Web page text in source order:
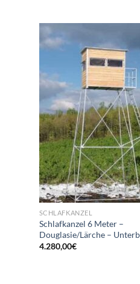
SCHLAFKANZEL
Schlafkanzel 6 Meter –
Douglasie/Lärche –
4.280,00€